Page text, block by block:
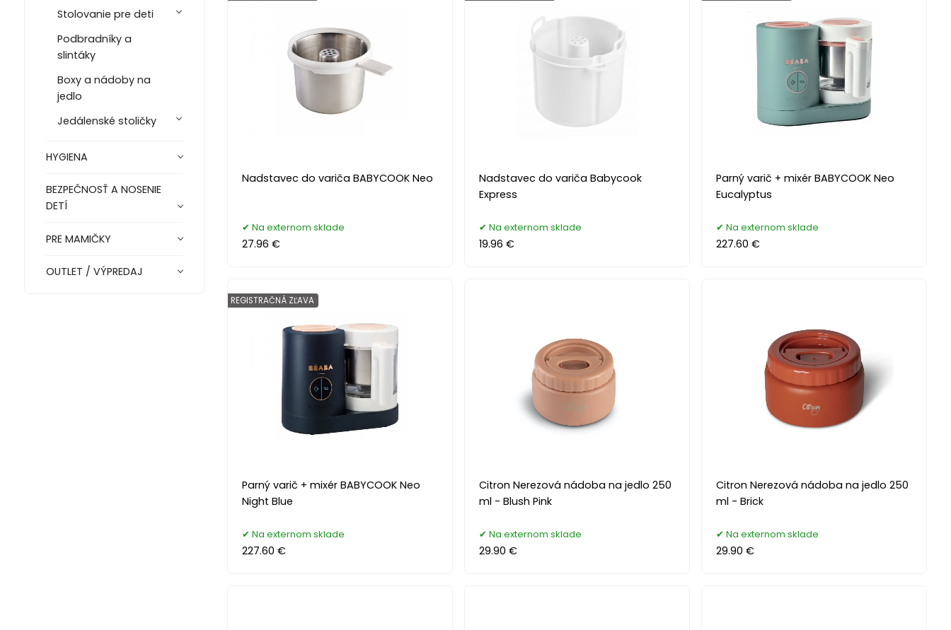
Stolovanie pre deti
Podbradníky a
slintáky
Boxy a nádoby na
jedlo
Jedálenské stoličky
HYGIENA
BEZPEČNOSŤ A NOSENIE
DETÍ
PRE MAMIČKY
OUTLET / VÝPREDAJ
Nadstavec do variča BABYCOOK Neo
Na externom sklade
27.96 €
Nadstavec do variča Babycook
Express
Na externom sklade
19.96 €
Parný varič + mixér BABYCOOK Neo
Eucalyptus
Na externom sklade
227.60 €
Parný varič + mixér BABYCOOK Neo
Night Blue
REGISTRAČNÁ ZĽAVA
Na externom sklade
227.60 €
Citron Nerezová nádoba na jedlo 250
ml - Blush Pink
Na externom sklade
29.90 €
Citron Nerezová nádoba na jedlo 250
ml - Brick
Na externom sklade
29.90 €